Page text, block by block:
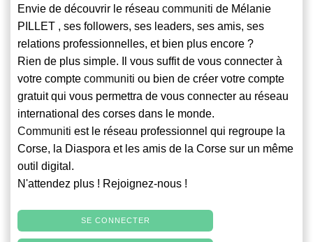
Envie de découvrir le réseau communiti de Mélanie
PILLET , ses followers, ses leaders, ses amis, ses
relations professionnelles, et bien plus encore ?
Rien de plus simple. Il vous suffit de vous connecter à
votre compte communiti ou bien de créer votre compte
gratuit qui vous permettra de vous connecter au réseau
international des corses dans le monde.
Communiti est le réseau professionnel qui regroupe la
Corse, la Diaspora et les amis de la Corse sur un même
outil digital.
N'attendez plus ! Rejoignez-nous !
SE CONNECTER